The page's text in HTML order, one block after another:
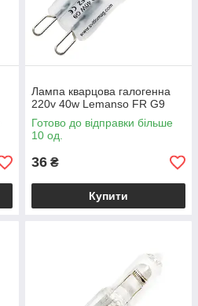
Лампа кварцова галогенна
220v 40w Lemanso FR G9
Готово до відправки більше
10 од.
36 ₴
Купити